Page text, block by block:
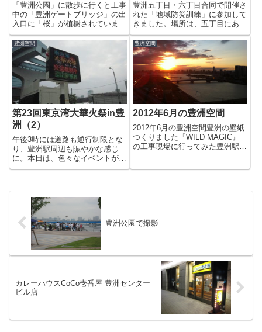
「豊洲公園」に散歩に行くと工事
中の「豊洲ゲートブリッジ」の出
入口に「桜」が植樹されていまし
た。公園の事務所等としても使わ
れる予定のトレーラーハウスも2
台に増えていて現在、工事中で
す。その後ろにある「東京都水道
局」の「豊洲ポンプ所」なんです
が...
豊洲五丁目・六丁目合同で開催さ
れた「地域防災訓練」に参加して
きました。場所は、五丁目にある
豊洲西小学校。プールなどを利用
したことがないので豊洲西小学校
って、初めて入りました。正面か
ら入ると2階に天井が高い大きな
体育館があります。きれいで立
派...
豊洲空間
第23回東京湾大華火祭in豊
洲（2）
午後3時には道路も通行制限とな
り、豊洲駅周辺も賑やかな感じ
に。本日は、色々なイベントが重
なったので凄い人になるかと思い
日はいい感じで風が吹いているの
煙が邪魔にならなくていいかもし
豊洲空間
2012年6月の豊洲空間
2012年6月の豊洲空間豊洲の壁紙
つくりました『WILD MAGIC』
の工事現場に行ってみた豊洲駅
豊洲公園で撮影
カレーハウスCoCo壱番屋 豊洲センター
ビル店